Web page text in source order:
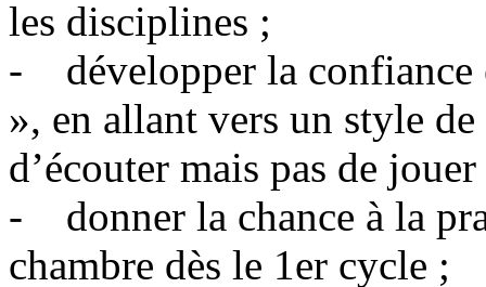
les disciplines ;
- développer la confiance
», en allant vers un style
d’écouter mais pas de
- donner la chance à la
chambre dès le 1er cycle ;